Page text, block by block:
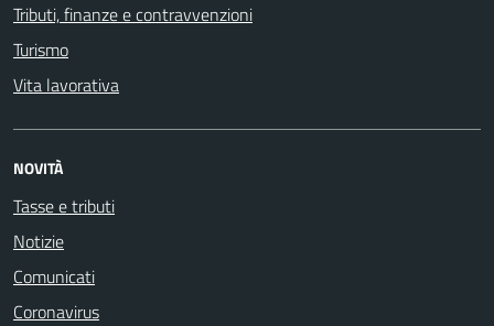
Tributi, finanze e contravvenzioni
Turismo
Vita lavorativa
NOVITÀ
Tasse e tributi
Notizie
Comunicati
Coronavirus